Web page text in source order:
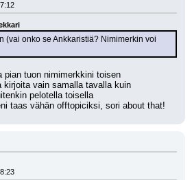
(vai onko se Ankkaristiä? Nimimerkin voi
pian tuon nimimerkkini toisen
kirjoita vain samalla tavalla kuin
pelotella toisella
taas vähän offtopiciksi, sori about that!